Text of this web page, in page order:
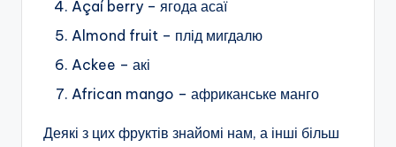
Açaí berry – ягода асаї
Almond fruit – плід мигдалю
Ackee – акі
African mango – африканське манго
Деякі з цих фруктів знайомі нам, а інші більш